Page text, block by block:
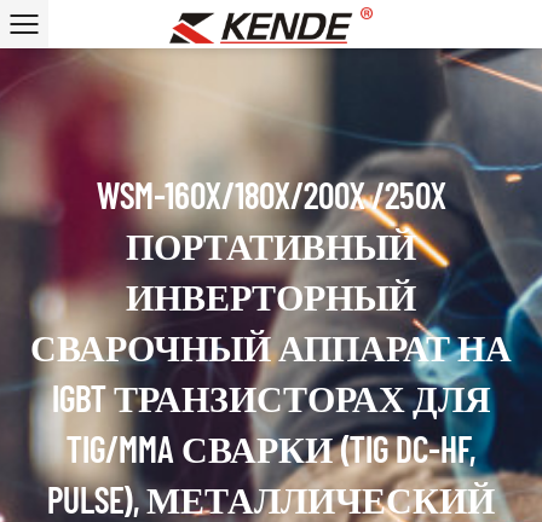
WSM-160X/180X/200X /250X
ПОРТАТИВНЫЙ
ИНВЕРТОРНЫЙ
СВАРОЧНЫЙ АППАРАТ НА
IGBT ТРАНЗИСТОРАХ ДЛЯ
TIG/MMA СВАРКИ (TIG DC-HF,
PULSE), МЕТАЛЛИЧЕСКИЙ